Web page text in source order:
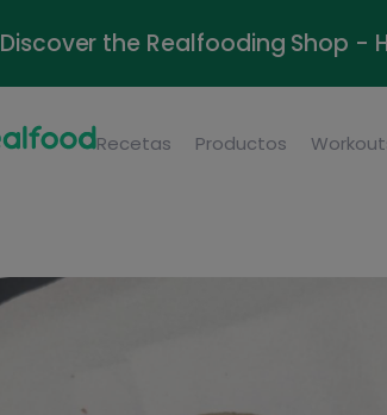
Discover the Realfooding Shop
Recetas Productos